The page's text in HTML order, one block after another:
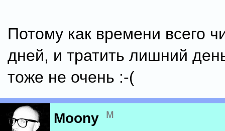
Потому как времени всего
дней, и тратить лишний
тоже не очень :-(
Moony м